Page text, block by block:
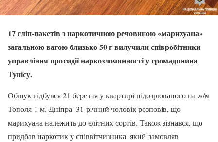
17 сліп-пакетів з наркотичною речовиною «марихуана»
загальною вагою близько 50 г вилучили співробітники
управління протидії наркозлочинності у громадянина
Тунісу.
Обшук відбувся 21 березня у квартирі підозрюваного на ж/м
Тополя-1 м. Дніпра. 31-річний чоловік розповів, що
марихуана належить до елітних сортів. Також зізнався, що
придбав наркотик у співвітчизника, який замовляв